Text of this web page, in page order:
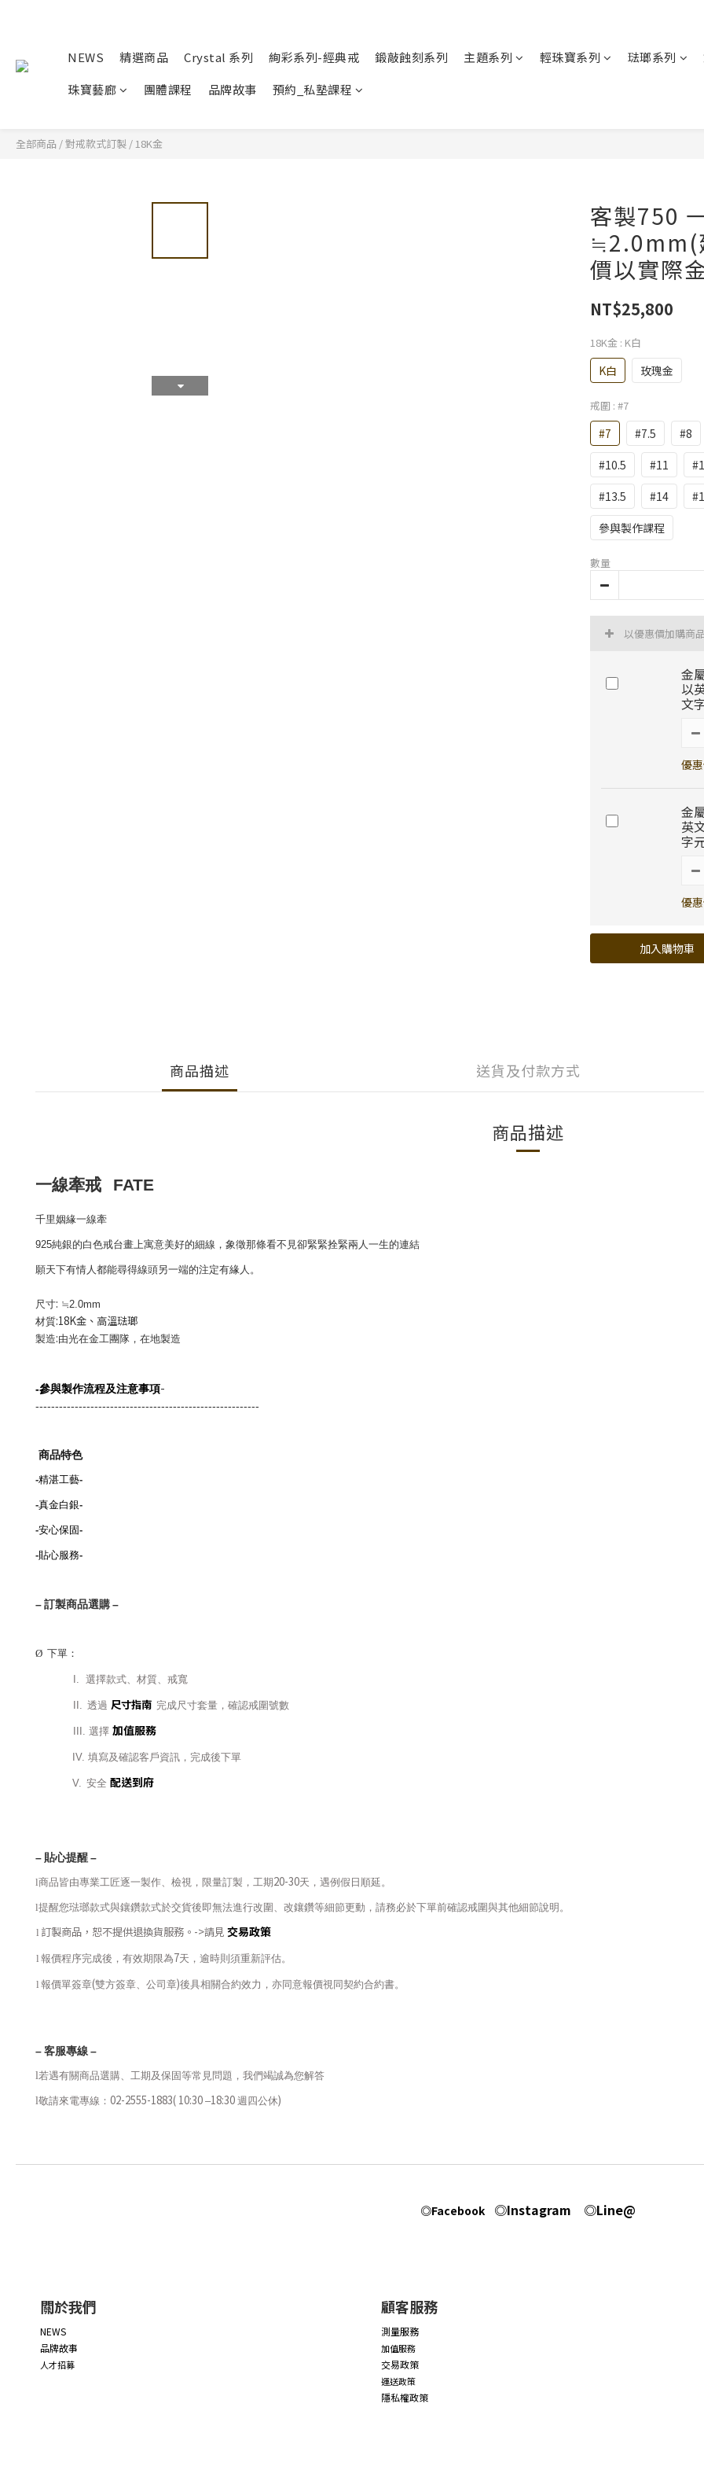
NEWS 精選商品 Crystal 系列 絢彩系列-經典戒 鍛敲蝕刻系列 主題系列 輕珠寶系列 琺瑯系列
珠寶藝廊
團體課程 品牌故事 預約_私塾課程
全部商品 /對戒款式訂製 /18K金
客製750
≒2.0mm(
價以實際
NT$25,800
18K金 : K白
K白 玫瑰金
戒圍 : #7
#7 #7.5
#8
#10.5
#11
#13.5
#14
參與製作課程
數量
以優惠價加購商
金
以
文
優
金
英
字
優
加入購物車
商品描述 送貨及付款方式
商品描述
一線牽戒 FATE
千里姻緣一線牽
925純銀的白色戒台畫上寓意美好的細線，象徵那條看不見卻緊緊拴緊兩人一生的連結
願天下有情人都能尋得線頭另一端的注定有緣人。
尺寸: ≒2.0mm
材質:18K金、高溫琺瑯
製造:由光在金工團隊，在地製造
-參與製作流程及注意事項-
---------------------------------------------------------
商品特色
-精湛工藝-
-真金白銀-
-安心保固-
-貼心服務-
–訂製商品選購–
Ø 下單：
I. 選擇款式、材質、戒寬
II. 透過 尺寸指南 完成尺寸套量，確認戒圍號數
III. 選擇 加值服務
IV. 填寫及確認客戶資訊，完成後下單
V. 安全配送到府
– 貼心提醒–
l商品皆由專業工匠逐一製作、檢視，限量訂製，工期20-30天，遇例假日順延。
l提醒您琺瑯款式與鑲鑽款式於交貨後即無法進行改圍、改鑲鑽等細節更動，請務必於下單前確認戒圍與其他細節說明。
l 訂製商品，恕不提供退換貨服務。 ->請見 交易政策
l 報價程序完成後，有效期限為7天，逾時則須重新評估。
l 報價單簽章(雙方簽章、公司章)後具相關合約效力，亦同意報價視同契約合約書。
–客服專線–
l若遇有關商品選購、工期及保固等常見問題，我們竭誠為您解答
l敬請來電專線： 02-2555-1883( 10:30 –18:30 週四公休)
◎Facebook ◎Instagram ◎Line@
關於我們
NEWS
品牌故事
人才招募
顧客服務
測量服務
加值服務
交易政策
運送政策
隱私權政策